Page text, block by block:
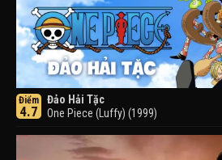
Điểm
4.7
Đảo Hải Tặc
One Piece (Luffy) (1999)